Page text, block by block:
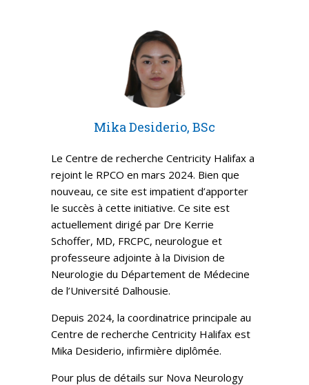
Mika Desiderio, BSc
Le Centre de recherche Centricity Halifax a
rejoint le RPCO en mars 2024. Bien que
nouveau, ce site est impatient d’apporter
le succès à cette initiative. Ce site est
actuellement dirigé par Dre Kerrie
Schoffer, MD, FRCPC, neurologue et
professeure adjointe à la Division de
Neurologie du Département de Médecine
de l’Université Dalhousie.
Depuis 2024, la coordinatrice principale au
Centre de recherche Centricity Halifax est
Mika Desiderio, infirmière diplômée.
Pour plus de détails sur Nova Neurology